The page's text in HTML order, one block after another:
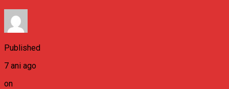
Published
7 ani ago
on